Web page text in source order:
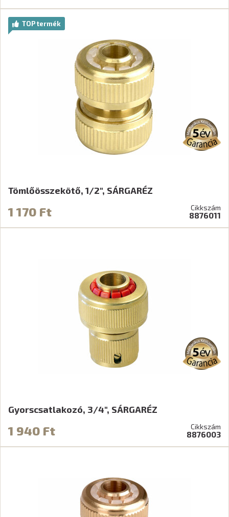
TOP termék
Tömlőösszekötő, 1/2", SÁRGARÉZ
1 170 Ft Cikkszám
8876011
Gyorscsatlakozó, 3/4", SÁRGARÉZ
1 940 Ft Cikkszám
8876003